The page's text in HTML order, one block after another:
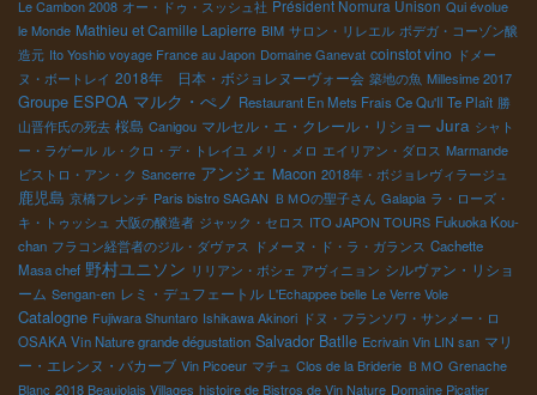
Le Cambon 2008 オー・ドゥ・スッシュ社 Président Nomura Unison Qui évolue
le Monde Mathieu et Camille Lapierre BIM サロン・リレエル ボデガ・コーゾン醸
造元 Ito Yoshio voyage France au Japon Domaine Ganevat coinstot vino ドメー
ヌ・ボートレイ 2018年 日本・ボジョレヌーヴォー会 築地の魚 Millesime 2017
Groupe ESPOA マルク・ぺノ Restaurant En Mets Frais Ce Qu'Il Te Plaît 勝
山晋作氏の死去 桜島 Canigou マルセル・エ・クレール・リショー Jura シャト
ー・ラゲール ル・クロ・デ・トレイユ メリ・メロ エイリアン・ダロス Marmande
ビストロ・アン・ク Sancerre アンジェ Macon 2018年・ボジョレヴィラージュ
鹿児島 京橋フレンチ Paris bistro SAGAN ＢＭОの聖子さん Galapia ラ・ローズ・
キ・トゥッシュ 大阪の醸造者 ジャック・セロス ITO JAPON TOURS Fukuoka Kou-
chan フラコン経営者のジル・ダヴァス ドメーヌ・ド・ラ・ガランス Cachette
Masa chef 野村ユニソン リリアン・ボシェ アヴィニョン シルヴァン・リショ
ーム Sengan-en レミ・デュフェートル L'Echappee belle Le Verre Vole
Catalogne Fujiwara Shuntaro Ishikawa Akinori ドヌ・フランソワ・サンメー・ロ
OSAKA Vin Nature grande dégustation Salvador Batlle Ecrivain Vin LIN san マリ
ー・エレンヌ・バカーブ Vin Picoeur マチュ Clos de la Briderie ＢＭО Grenache
Blanc 2018 Beaujolais Villages histoire de Bistros de Vin Nature Domaine Picatier